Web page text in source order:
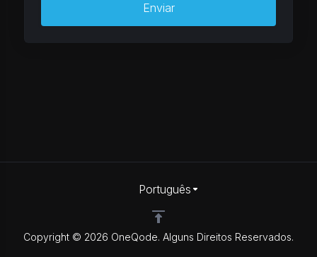
Enviar
Copyright © 2026 OneQode. Alguns Direitos Reservados.
Português